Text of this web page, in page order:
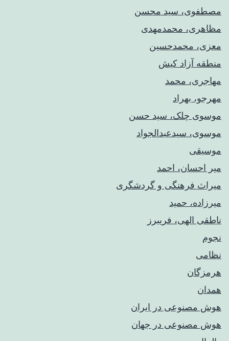
مصطفوی، سید محسن
مظاهری، محمدمهدی
معزی، محمدحسین
منطقه آزاد کیش
مهاجری، محمد
مهرجو، بهراد
موسوی چلک، سید حسن
موسوی، سیدعبدالجواد
موسیقی
میر احسان، احمد
میراث فرهنگی و گردشگری
میرزاده، حمید
ناطقی الهی، فریبرز
نجوم
نظامی
هرمزگان
همدان
هوش مصنوعی در ایران
هوش مصنوعی در جهان